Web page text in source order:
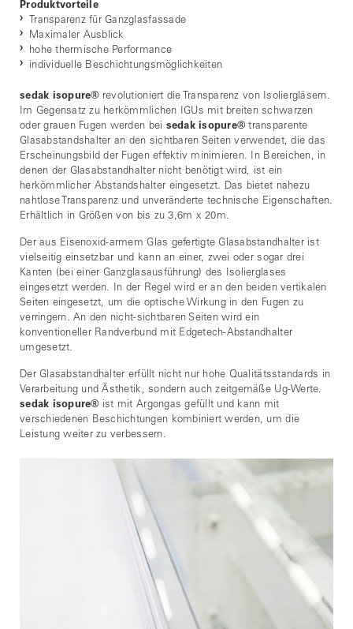
Produktvorteile
Transparenz für Ganzglasfassade
Maximaler Ausblick
hohe thermische Performance
individuelle Beschichtungsmöglichkeiten
sedak isopure® revolutioniert die Transparenz von Isoliergläsern.
Im Gegensatz zu herkömmlichen IGUs mit breiten schwarzen
oder grauen Fugen werden bei sedak isopure® transparente
Glasabstandshalter an den sichtbaren Seiten verwendet, die das
Erscheinungsbild der Fugen effektiv minimieren. In Bereichen, in
denen der Glasabstandhalter nicht benötigt wird, ist ein
herkömmlicher Abstandshalter eingesetzt. Das bietet nahezu
nahtlose Transparenz und unveränderte technische Eigenschaften.
Erhältlich in Größen von bis zu 3,6m x 20m.
Der aus Eisenoxid-armem Glas gefertigte Glasabstandhalter ist
vielseitig einsetzbar und kann an einer, zwei oder sogar drei
Kanten (bei einer Ganzglasausführung) des Isolierglases
eingesetzt werden. In der Regel wird er an den beiden vertikalen
Seiten eingesetzt, um die optische Wirkung in den Fugen zu
verringern. An den nicht-sichtbaren Seiten wird ein
konventioneller Randverbund mit Edgetech-Abstandhalter
umgesetzt.
Der Glasabstandhalter erfüllt nicht nur hohe Qualitätsstandards in
Verarbeitung und Ästhetik, sondern auch zeitgemäße Ug-Werte.
sedak isopure® ist mit Argongas gefüllt und kann mit
verschiedenen Beschichtungen kombiniert werden, um die
Leistung weiter zu verbessern.